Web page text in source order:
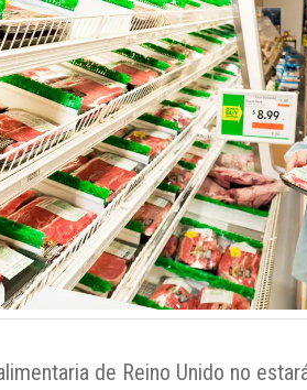
de Reino Unido no